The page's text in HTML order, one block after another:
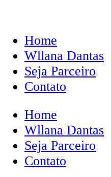
Home
Wllana Dantas
Seja Parceiro
Contato
Home
Wllana Dantas
Seja Parceiro
Contato